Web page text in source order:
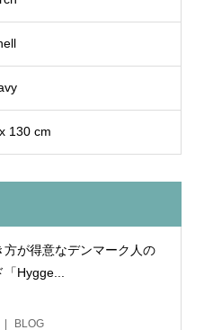
130 cm
方が得意なデンマーク人の
Hygge...
BLOG